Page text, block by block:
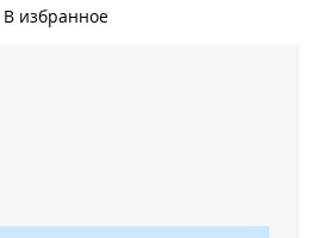
В избранное